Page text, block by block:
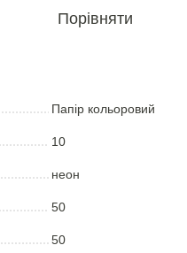
Порівняти
Папiр кольоровий
10
неон
50
50